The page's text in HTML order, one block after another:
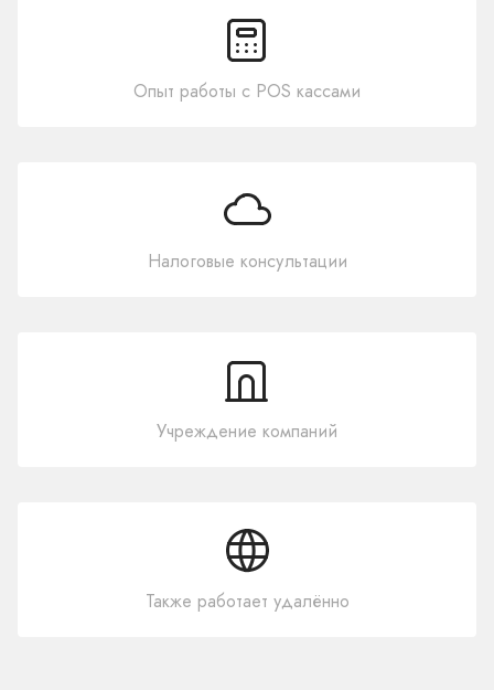
Опыт работы с POS кассами
Налоговые консультации
Учреждение компаний
Также работает удалённо